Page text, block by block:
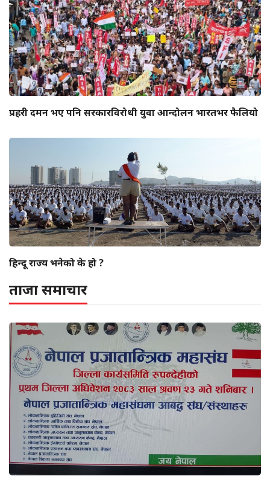
प्रहरी दमन भए पनि सरकारविरोधी युवा आन्दोलन भारतभर फैलियो
हिन्दू राज्य भनेको के हो ?
ताजा समाचार